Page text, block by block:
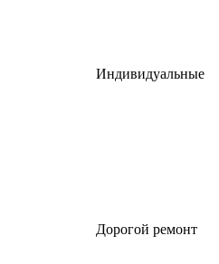
Индивидуальные
Дорогой ремонт